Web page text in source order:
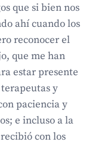
que si bien nos
ahí cuando los
reconocer el
que me han
estar presente
y
paciencia y
e incluso a la
con los